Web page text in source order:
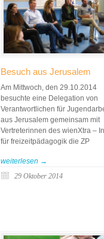
Besuch aus Jerusalem
Am Mittwoch, den 29.10.2014
besuchte eine Delegation von
Verantwortlichen für
aus Jerusalem gemeinsam mit
Vertreterinnen des wienXtra –
für freizeitpädagogik die ZP
weiterlesen →
29 Oktober 2014